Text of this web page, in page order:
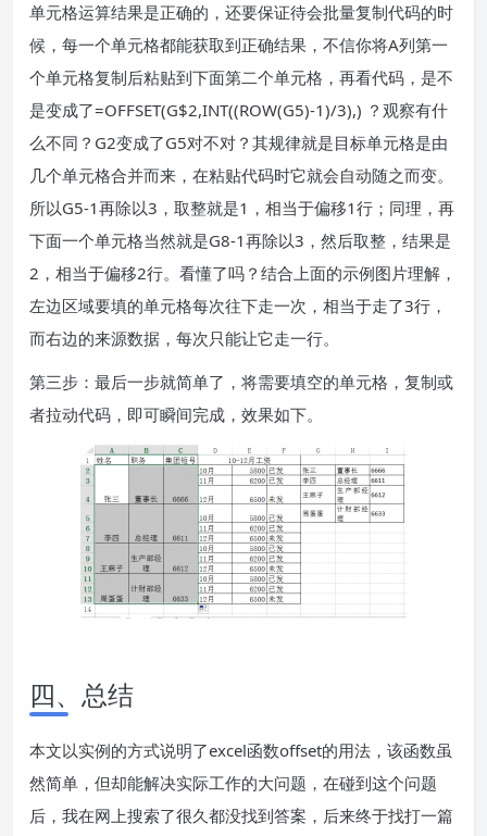
单元格运算结果是正确的，还要保证待会批量复制代码的时
候，每一个单元格都能获取到正确结果，不信你将A列第一
个单元格复制后粘贴到下面第二个单元格，再看代码，是不
是变成了=OFFSET(G$2,INT((ROW(G5)-1)/3),) ？观察有什
么不同？G2变成了G5对不对？其规律就是目标单元格是由
几个单元格合并而来，在粘贴代码时它就会自动随之而变。
所以G5-1再除以3，取整就是1，相当于偏移1行；同理，再
下面一个单元格当然就是G8-1再除以3，然后取整，结果是
2，相当于偏移2行。看懂了吗？结合上面的示例图片理解，
左边区域要填的单元格每次往下走一次，相当于走了3行，
而右边的来源数据，每次只能让它走一行。
第三步：最后一步就简单了，将需要填空的单元格，复制或
者拉动代码，即可瞬间完成，效果如下。
四、总结
本文以实例的方式说明了excel函数offset的用法，该函数虽
然简单，但却能解决实际工作的大问题，在碰到这个问题
后，我在网上搜索了很久都没找到答案，后来终于找打一篇